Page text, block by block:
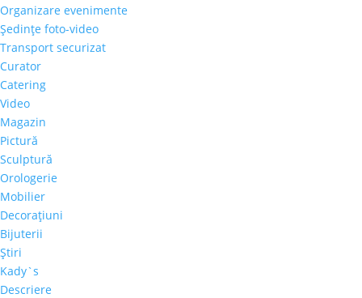
Organizare evenimente
Şedinţe foto-video
Transport securizat
Curator
Catering
Video
Magazin
Pictură
Sculptură
Orologerie
Mobilier
Decoraţiuni
Bijuterii
Ştiri
Kady`s
Descriere
Cantitate
Dumitru
Mihai
–
"Portret"
Comandă telefonică!
Tema
Autor
Rosu